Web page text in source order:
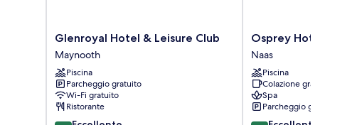
Glenroyal
Hotel
&
Leisure
Club
Maynooth
Glenroyal Hotel & Leisure Club
Maynooth
Piscina
Parcheggio gratuito
Wi-Fi gratuito
Ristorante
Osprey
Hotel
Naas
Osprey Hotel
Naas
Piscina
Colazione gratuita
Spa
Parcheggio gratuito